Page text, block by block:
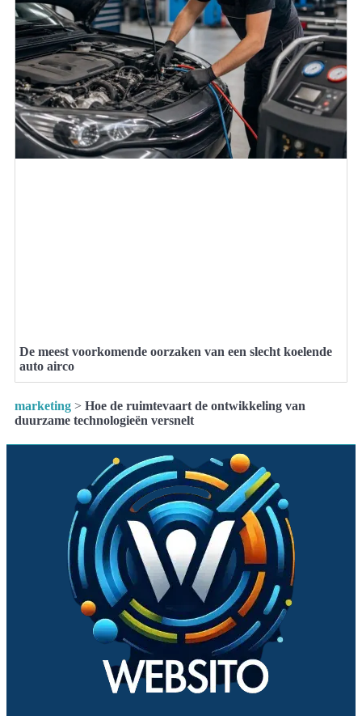
De meest voorkomende oorzaken van een slecht koelende
auto airco
marketing > Hoe de ruimtevaart de ontwikkeling van
duurzame technologieën versnelt